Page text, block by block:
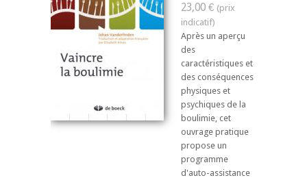
23,00 €
Après un aperçu
des
caractéristiques et
des conséquences
physiques et
psychiques de la
boulimie, cet
ouvrage pratique
propose un
programme
d'auto-assistance